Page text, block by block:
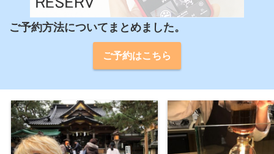
ご予約方法についてまとめました。
ご予約はこちら